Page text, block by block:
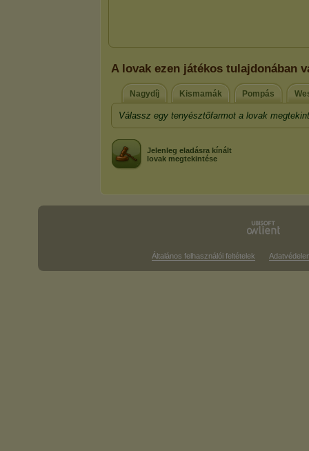
A lovak ezen játékos tulajdonában
Nagydíj Kismamák Pompás
Válassz egy tenyésztőfarmot a lovak
Jelenleg eladásra kínált
lovak megtekintése
Általános felhasználói feltételek